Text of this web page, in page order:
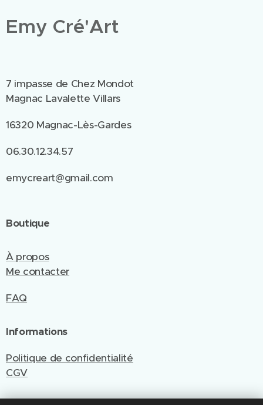
Emy Cré'Art
7 impasse de Chez Mondot
Magnac Lavalette Villars
16320 Magnac-Lès-Gardes
06.30.12.34.57
emycreart@gmail.com
Boutique
À propos
Me contacter
FAQ
Informations
Politique de confidentialité
CGV